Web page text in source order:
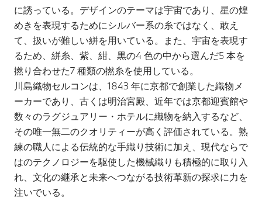
に誘っている。デザインのテーマは宇宙であり、星の煌
めきを表現するためにシルバー系の糸ではなく、敢え
て、扱いが難しい絣を用いている。また、宇宙を表現す
るため、絣糸、紫、紺、黒の4 色の中から選んだ5 本を
撚り合わせた7 種類の撚糸を使用している。
川島織物セルコンは、1843 年に京都で創業した織物メ
ーカーであり、古くは明治宮殿、近年では京都迎賓館や
数々のラグジュアリー・ホテルに織物を納入するなど、
その唯一無二のクオリティーが高く評価されている。熟
練の職人による伝統的な手織り技術に加え、現代ならで
はのテクノロジーを駆使した機械織りも積極的に取り入
れ、文化の継承と未来へつながる技術革新の探求に力を
注いでいる。